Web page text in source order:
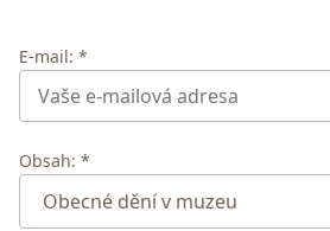
E-mail: *
Obsah: *